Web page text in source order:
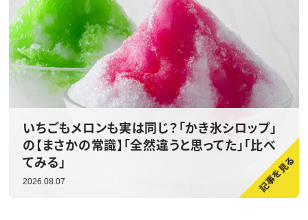
いちごもメロンも実は同じ？「かき氷シロップ」
の【まさかの常識】「全然違うと思ってた」「比べ
てみる」
2026.08.07